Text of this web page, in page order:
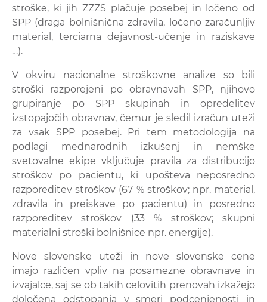
stroške, ki jih ZZZS plačuje posebej in ločeno od
SPP (draga bolnišnična zdravila, ločeno zaračunljiv
material, terciarna dejavnost-učenje in raziskave
…).
V okviru nacionalne stroškovne analize so bili
stroški razporejeni po obravnavah SPP, njihovo
grupiranje po SPP skupinah in opredelitev
izstopajočih obravnav, čemur je sledil izračun uteži
za vsak SPP posebej. Pri tem metodologija na
podlagi mednarodnih izkušenj in nemške
svetovalne ekipe vključuje pravila za distribucijo
stroškov po pacientu, ki upošteva neposredno
razporeditev stroškov (67 % stroškov; npr. material,
zdravila in preiskave po pacientu) in posredno
razporeditev stroškov (33 % stroškov; skupni
materialni stroški bolnišnice npr. energije).
Nove slovenske uteži in nove slovenske cene
imajo različen vpliv na posamezne obravnave in
izvajalce, saj se ob takih celovitih prenovah izkažejo
določena odstopanja v smeri podcenjenosti in